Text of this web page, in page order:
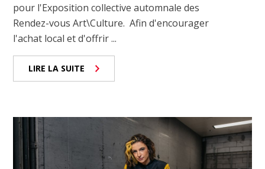
pour l'Exposition collective automnale des
Rendez-vous Art\Culture. Afin d'encourager
l'achat local et d'offrir ...
LIRE LA SUITE